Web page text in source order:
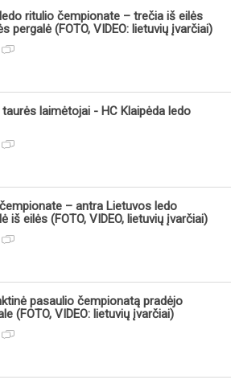
ritulio čempionate – trečia iš eilės
pergalė (FOTO, VIDEO: lietuvių įvarčiai)
laimėtojai - HC Klaipėda ledo
– antra Lietuvos ledo
iš eilės (FOTO, VIDEO, lietuvių įvarčiai)
pasaulio čempionatą pradėjo
(FOTO, VIDEO: lietuvių įvarčiai)